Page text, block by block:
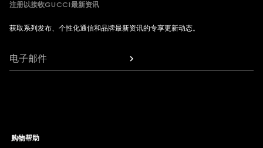
注册以接收GUCCI最新资讯
获取系列发布、个性化通信和品牌最新资讯的专享更新动态。
电子邮件
购物帮助